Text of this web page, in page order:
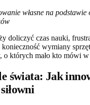
własne na
doliczyć czas nauki,
wymiany
o których mało kto mówi
świata: Jak